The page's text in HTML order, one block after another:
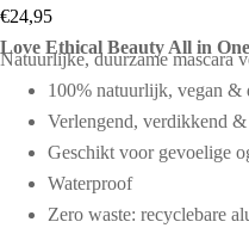
€24,95
Love Ethical Beauty All in
Natuurlijke, duurzame mascara
100% natuurlijk, vegan &
Verlengend, verdikkend &
Geschikt voor gevoelige
Waterproof
Zero waste: recyclebare